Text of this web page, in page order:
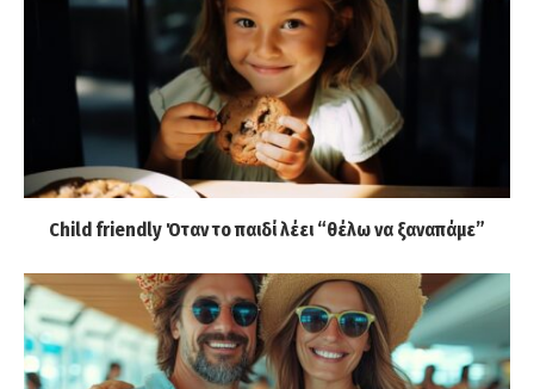
Child friendly Όταν το παιδί λέει “θέλω να ξαναπάμε”